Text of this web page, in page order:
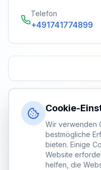
Telefon
+491741774899
Cookie-
Wir verwenden
bestmögliche
bieten. Einige
Website
helfen, die